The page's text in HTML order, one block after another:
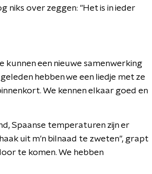
niks over zeggen: "Het is in ieder
kunnen een nieuwe samenwerking
hebben we een liedje met ze
We kennen elkaar goed en
Spaanse temperaturen zijn er
uit m'n bilnaad te zweten", grapt
te komen. We hebben